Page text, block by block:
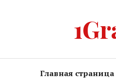
Главная страница